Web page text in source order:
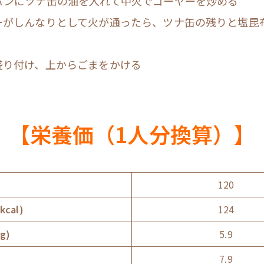
しんなりとして火が通ったら、ツナ缶の残りと塩昆
付け、上からごまをかける
【栄養価（1人分換算）】
120
124
5.9
7.9